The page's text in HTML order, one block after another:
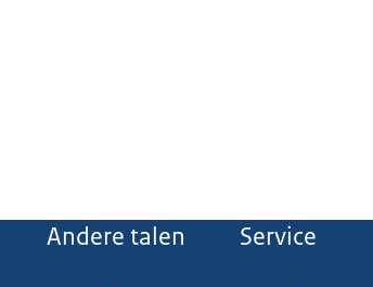
Andere talen Service